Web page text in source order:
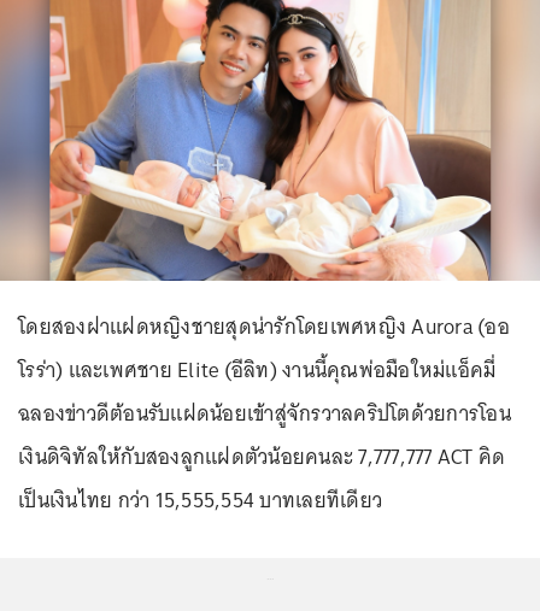
โดยสองฝาแฝดหญิงชายสุดน่ารักโดยเพศหญิง Aurora (ออ
โรร่า) และเพศชาย Elite (อีลิท) งานนี้คุณพ่อมือใหม่แอ็คมี่
ฉลองข่าวดีต้อนรับแฝดน้อยเข้าสู่จักรวาลคริปโตด้วยการโอน
เงินดิจิทัลให้กับสองลูกแฝดตัวน้อยคนละ 7,777,777 ACT คิด
เป็นเงินไทย กว่า 15,555,554 บาทเลยทีเดียว